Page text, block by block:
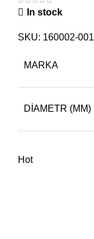
In stock
SKU: 160002-001
MARKA
DIAMETR (MM)
Hot